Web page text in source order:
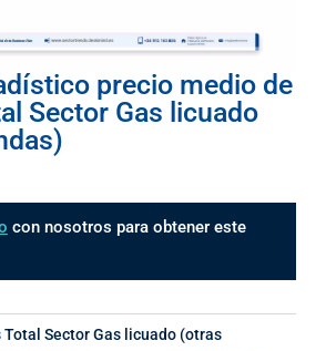
precio medio de
Sector Gas licuado
con nosotros para obtener este
Sector Gas licuado (otras